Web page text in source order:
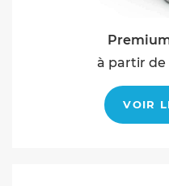
à partir de
VOIR